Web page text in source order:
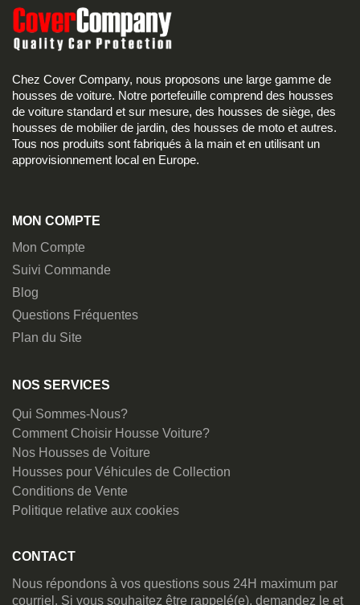
Chez Cover Company, nous proposons une large gamme de
housses de voiture. Notre portefeuille comprend des housses
de voiture standard et sur mesure, des housses de siège, des
housses de mobilier de jardin, des housses de moto et autres.
Tous nos produits sont fabriqués à la main et en utilisant un
approvisionnement local en Europe.
MON COMPTE
Mon Compte
Suivi Commande
Blog
Questions Fréquentes
Plan du Site
NOS SERVICES
Qui Sommes-Nous?
Comment Choisir Housse Voiture?
Nos Housses de Voiture
Housses pour Véhicules de Collection
Conditions de Vente
Politique relative aux cookies
CONTACT
Nous répondons à vos questions sous 24H maximum par
courriel. Si vous souhaitez être rappelé(e), demandez le et